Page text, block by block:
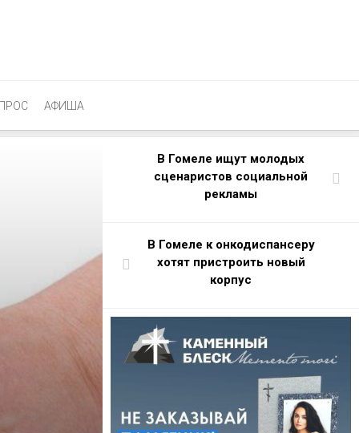
АФИША
В Гомеле ищут молодых
cценаристов социальной
рекламы
В Гомеле к онкодиспансеру
хотят пристроить новый
корпус